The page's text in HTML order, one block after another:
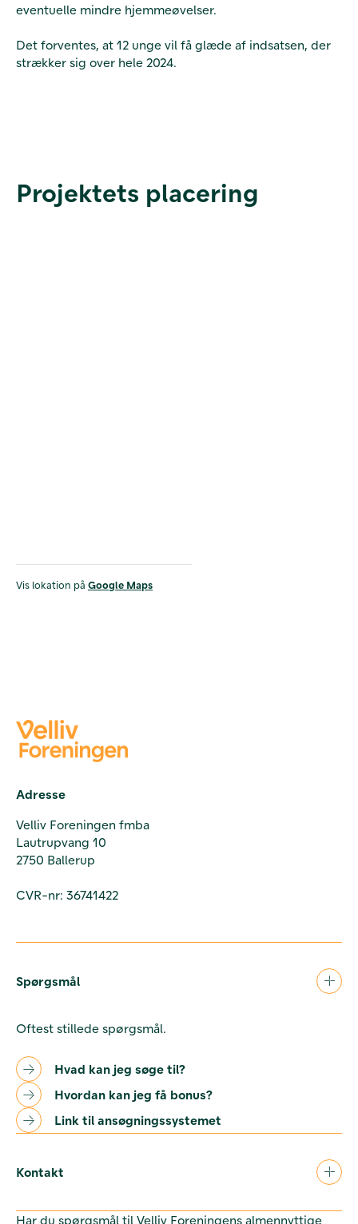
eventuelle mindre hjemmeøvelser.
Det forventes, at 12 unge vil få glæde af indsatsen, der
strækker sig over hele 2024.
Projektets placering
Vis lokation på Google Maps
Adresse
Velliv Foreningen fmba
Lautrupvang 10
2750 Ballerup
CVR-nr: 36741422
Spørgsmål
Oftest stillede spørgsmål.
Hvad kan jeg søge til?
Hvordan kan jeg få bonus?
Link til ansøgningssystemet
Kontakt
Har du spørgsmål til Velliv Foreningens almennyttige